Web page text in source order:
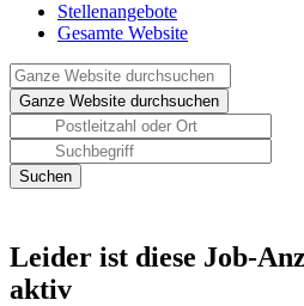
Stellenangebote
Gesamte Website
Leider ist diese Job-
aktiv